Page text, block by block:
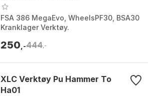
FSA 386 MegaEvo, WheelsPF30, BSA30
Kranklager Verktøy.
250 ,-444 ,-
XLC Verktøy Pu Hammer To
Ha01